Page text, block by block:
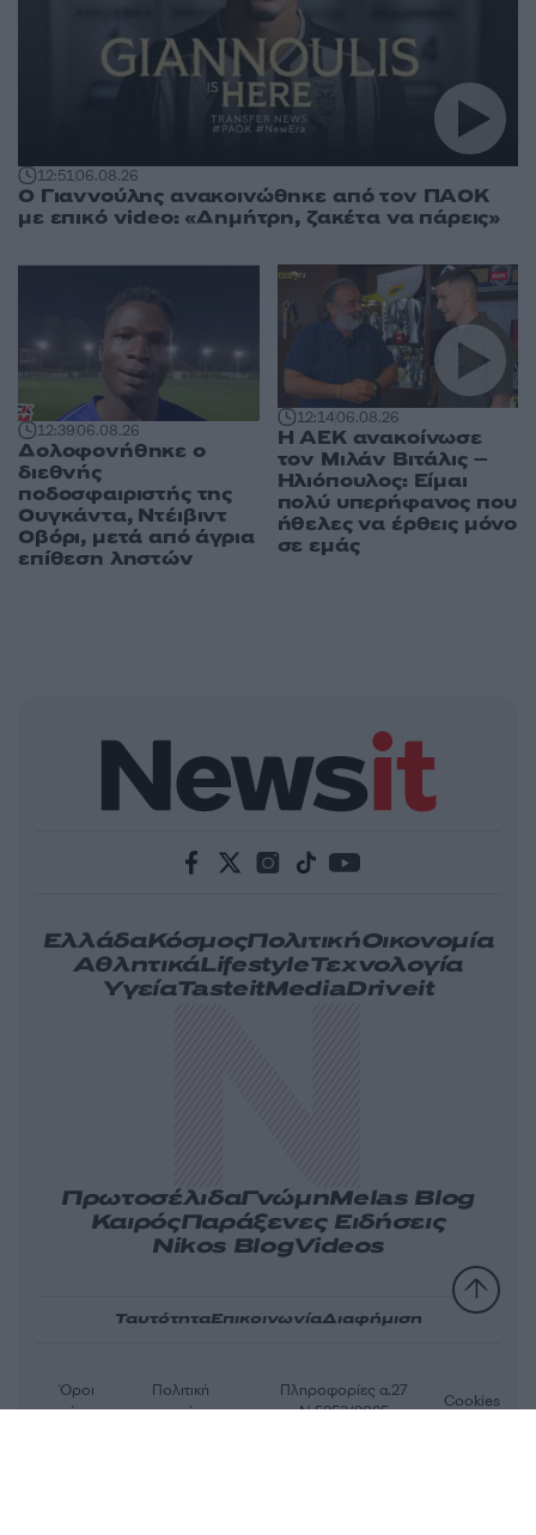
12:5106.08.26
Ο Γιαννούλης ανακοινώθηκε από τον ΠΑΟΚ
με επικό video: «Δημήτρη, ζακέτα να πάρεις»
12:3906.08.26
Δολοφονήθηκε o
διεθνής
ποδοσφαιριστής της
Ουγκάντα, Ντέιβιντ
Οβόρι, μετά από άγρια
επίθεση ληστών
12:1406.08.26
Η ΑΕΚ ανακοίνωσε
τον Μιλάν Βιτάλις –
Ηλιόπουλος: Είμαι
πολύ υπερήφανος που
ήθελες να έρθεις μόνο
σε εμάς
ΕλλάδαΚόσμοςΠολιτικήΟικονομία
ΑθλητικάLifestyleΤεχνολογία
ΥγείαTasteitMediaDriveit
ΠρωτοσέλιδαΓνώμηMelas Blog
ΚαιρόςΠαράξενες Ειδήσεις
Nikos BlogVideos
ΤαυτότηταΕπικοινωνίαΔιαφήμιση
Όροι
χρήσης
Πολιτική
απορρήτου
Πληροφορίες α.27
Ν.5253/2025
Cookies